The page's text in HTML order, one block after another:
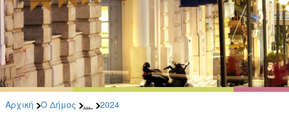
Αρχική Ο Δήμος ... 2024